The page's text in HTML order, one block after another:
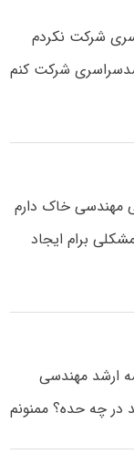
شرکت نکردم
شرکت کنم
مهندسی خاک دارم
برام ایجاد
ارشد مهندسی
چه حده؟ ممنونم